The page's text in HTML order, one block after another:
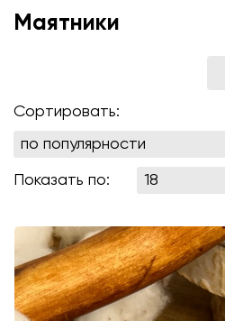
Маятники
Сортировать:
Показать по: